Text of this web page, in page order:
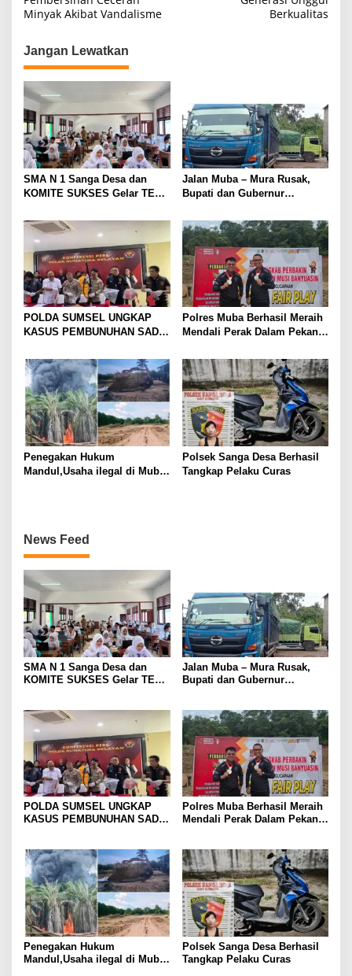
v
i
g
a
s
i
p
o
s
Minyak Akibat Vandalisme
Berkualitas
Jangan Lewatkan
SMA N 1 Sanga Desa dan
KOMITE SUKSES Gelar TES
Jalan Muba – Mura Rusak,
Bupati dan Gubernur
tronton Batu Bara Lahat ,
Jakarta Lewat Muba
POLDA SUMSEL UNGKAP
KASUS PEMBUNUHAN SADIS
JADI TERSANGKA: KORBAN
DITEMUKAN DALAM KARUNG
DI SAWAH
Polres Muba Berhasil Meraih
Mendali Perak Dalam Pekan
ke-XV Sumatera Selatan
Tahun 2025
Penegakan Hukum
Mandul,Usaha ilegal di Muba
Polsek Sanga Desa Berhasil
Tangkap Pelaku Curas
News Feed
SMA N 1 Sanga Desa dan
KOMITE SUKSES Gelar TES
Jalan Muba – Mura Rusak,
Bupati dan Gubernur
Jakarta Lewat Muba
POLDA SUMSEL UNGKAP
KASUS PEMBUNUHAN SADIS
DITEMUKAN DALAM KARUNG
DI SAWAH
Polres Muba Berhasil Meraih
Mendali Perak Dalam Pekan
Tahun 2025
Penegakan Hukum
Mandul,Usaha ilegal di Muba
Polsek Sanga Desa Berhasil
Tangkap Pelaku Curas